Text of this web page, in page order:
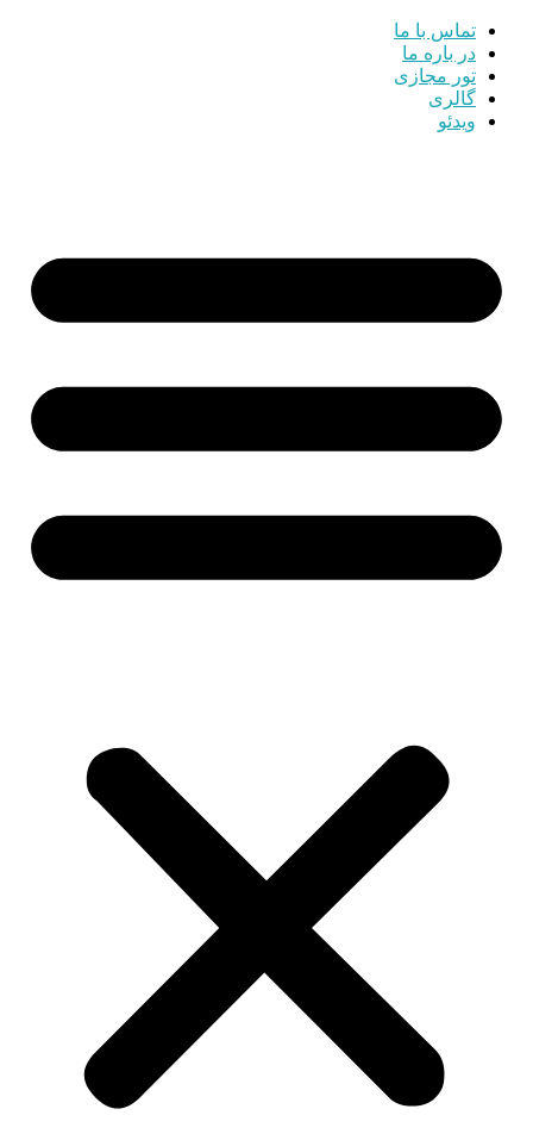
تماس با ما
در باره ما
تور مجازی
گالری
ویدئو